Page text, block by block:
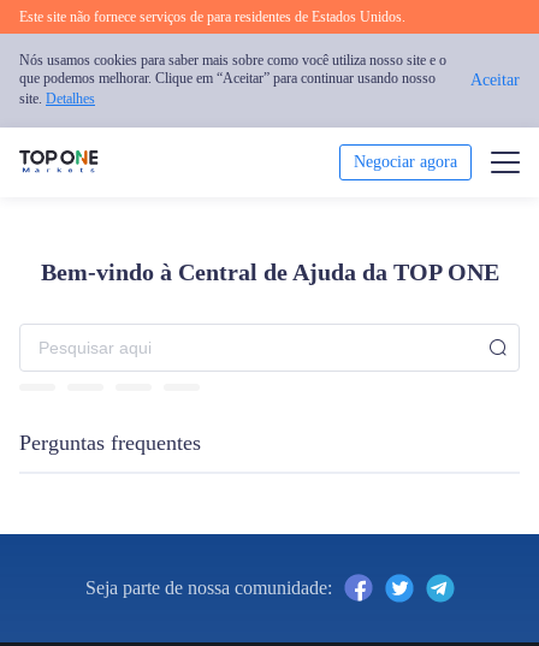
Este site não fornece serviços de para residentes de Estados Unidos.
Nós usamos cookies para saber mais sobre como você utiliza nosso site e o
que podemos melhorar. Clique em “Aceitar” para continuar usando nosso
site. Detalhes
Aceitar
Negociar agora
Análise
Sobre nós
Português
Bem-vindo à Central de Ajuda da TOP ONE
Perguntas frequentes
Seja parte de nossa comunidade: